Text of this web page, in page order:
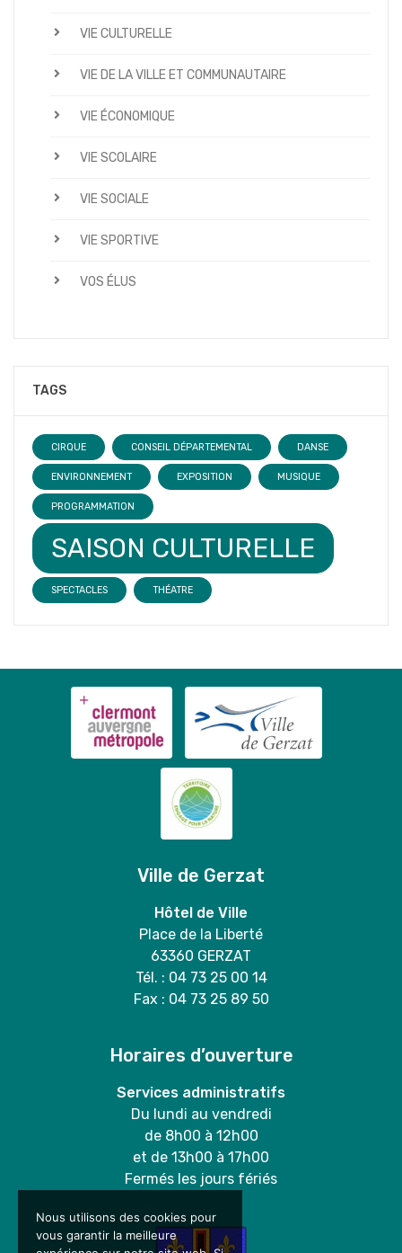
VIE CULTURELLE
VIE DE LA VILLE ET COMMUNAUTAIRE
VIE ÉCONOMIQUE
VIE SCOLAIRE
VIE SOCIALE
VIE SPORTIVE
VOS ÉLUS
TAGS
CIRQUE CONSEIL DÉPARTEMENTAL DANSE
ENVIRONNEMENT EXPOSITION MUSIQUE
PROGRAMMATION
SAISON CULTURELLE
SPECTACLES THÉATRE
Ville de Gerzat
Hôtel de Ville
Place de la Liberté
63360 GERZAT
Tél. : 04 73 25 00 14
Fax : 04 73 25 89 50
Horaires d’ouverture
Services administratifs
Du lundi au vendredi
de 8h00 à 12h00
et de 13h00 à 17h00
Fermés les jours fériés
Nous utilisons des cookies pour
vous garantir la meilleure